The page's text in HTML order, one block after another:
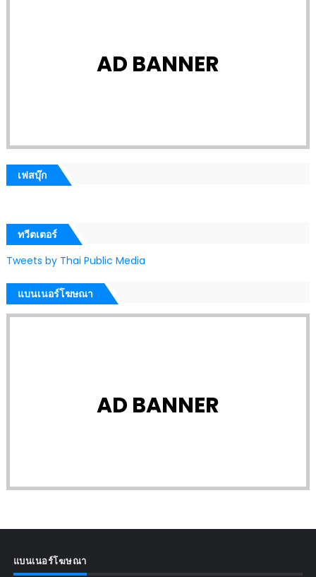
AD BANNER
เฟสบุ๊ก
ทวีตเตอร์
Tweets by Thai Public Media
แบนเนอร์โฆษณา
AD BANNER
แบนเนอร์โฆษณา